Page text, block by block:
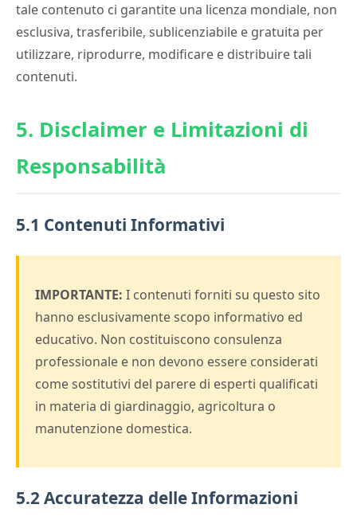
tale contenuto ci garantite una licenza mondiale, non
esclusiva, trasferibile, sublicenziabile e gratuita per
utilizzare, riprodurre, modificare e distribuire tali
contenuti.
5. Disclaimer e Limitazioni di
Responsabilità
5.1 Contenuti Informativi
IMPORTANTE: I contenuti forniti su questo sito
hanno esclusivamente scopo informativo ed
educativo. Non costituiscono consulenza
professionale e non devono essere considerati
come sostitutivi del parere di esperti qualificati
in materia di giardinaggio, agricoltura o
manutenzione domestica.
5.2 Accuratezza delle Informazioni